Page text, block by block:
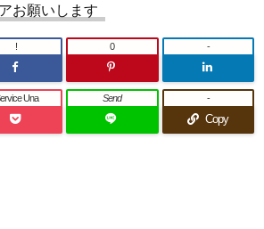
お願いします
! 0 -
Una Send
Copy
-